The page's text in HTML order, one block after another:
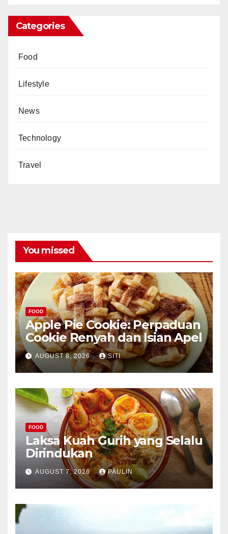
Categories
Food
Lifestyle
News
Technology
Travel
You missed
FOOD
Apple Pie Cookie: Perpaduan
Cookie Renyah dan Isian Apel
AUGUST 8, 2026 SITI
FOOD
Laksa Kuah Gurih yang Selalu
Dirindukan
AUGUST 7, 2026 PAULIN